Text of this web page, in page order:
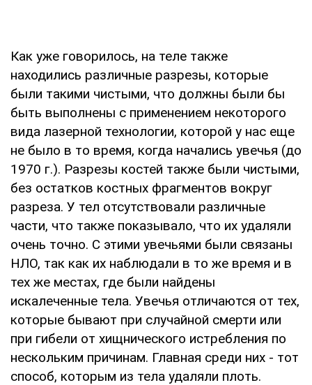
Как уже говорилось, на теле также
находились различные разрезы, которые
были такими чистыми, что должны были бы
быть выполнены с применением некоторого
вида лазерной технологии, которой у нас еще
не было в то время, когда начались увечья (до
1970 г.). Разрезы костей также были чистыми,
без остатков костных фрагментов вокруг
разреза. У тел отсутствовали различные
части, что также показывало, что их удаляли
очень точно. С этими увечьями были связаны
НЛО, так как их наблюдали в то же время и в
тех же местах, где были найдены
искалеченные тела. Увечья отличаются от тех,
которые бывают при случайной смерти или
при гибели от хищнического истребления по
нескольким причинам. Главная среди них - тот
способ, которым из тела удаляли плоть.